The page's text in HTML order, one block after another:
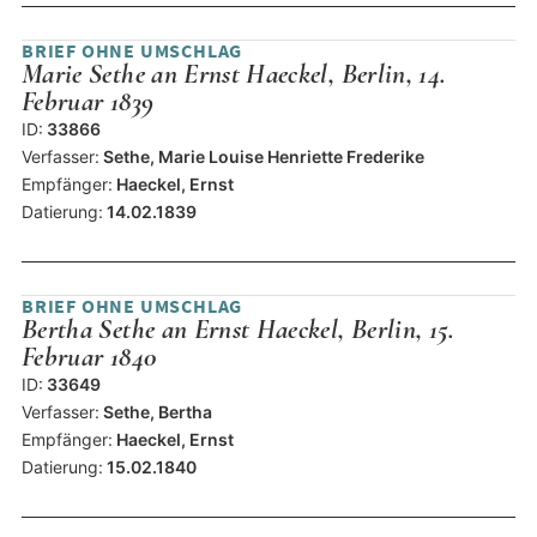
BRIEF OHNE UMSCHLAG
Marie Sethe an Ernst Haeckel, Berlin, 14.
Februar 1839
ID: 33866
Verfasser: Sethe, Marie Louise Henriette Frederike
Empfänger: Haeckel, Ernst
Datierung: 14.02.1839
BRIEF OHNE UMSCHLAG
Bertha Sethe an Ernst Haeckel, Berlin, 15.
Februar 1840
ID: 33649
Verfasser: Sethe, Bertha
Empfänger: Haeckel, Ernst
Datierung: 15.02.1840